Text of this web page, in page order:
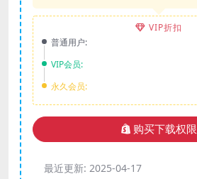
VIP折扣
普通用户:
VIP会员:
永久会员:
购买下载权限
最近更新: 2025-04-17